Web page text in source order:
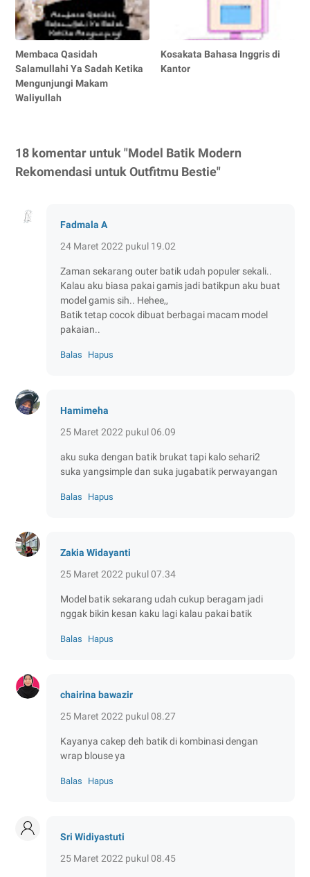
Membaca Qasidah
Salamullahi Ya Sadah Ketika
Mengunjungi Makam
Waliyullah
Kosakata Bahasa Inggris di
Kantor
18 komentar untuk "Model Batik Modern
Rekomendasi untuk Outfitmu Bestie"
Fadmala A
24 Maret 2022 pukul 19.02
Zaman sekarang outer batik udah populer sekali..
Kalau aku biasa pakai gamis jadi batikpun aku buat
model gamis sih.. Hehee,,
Batik tetap cocok dibuat berbagai macam model
pakaian..
Balas Hapus
Hamimeha
25 Maret 2022 pukul 06.09
aku suka dengan batik brukat tapi kalo sehari2
suka yangsimple dan suka jugabatik perwayangan
Balas Hapus
Zakia Widayanti
25 Maret 2022 pukul 07.34
Model batik sekarang udah cukup beragam jadi
nggak bikin kesan kaku lagi kalau pakai batik
Balas Hapus
chairina bawazir
25 Maret 2022 pukul 08.27
Kayanya cakep deh batik di kombinasi dengan
wrap blouse ya
Balas Hapus
Sri Widiyastuti
25 Maret 2022 pukul 08.45